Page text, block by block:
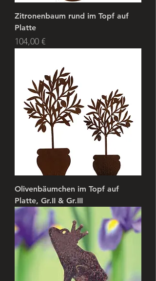
Zitronenbaum rund im Topf auf
Platte
Price
104,00 €
Olivenbäumchen im Topf auf
Platte, Gr.II & Gr.III